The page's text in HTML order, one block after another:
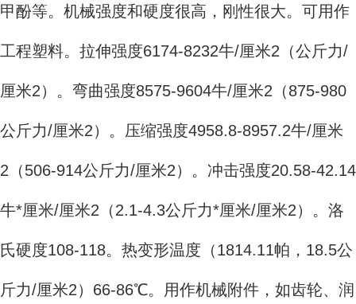
甲酚等。机械强度和硬度很高，刚性很大。可用作
工程塑料。拉伸强度6174-8232牛/厘米2（公斤力/
厘米2）。弯曲强度8575-9604牛/厘米2（875-980
公斤力/厘米2）。压缩强度4958.8-8957.2牛/厘米
2（506-914公斤力/厘米2）。冲击强度20.58-42.14
牛*厘米/厘米2（2.1-4.3公斤力*厘米/厘米2）。洛
氏硬度108-118。热变形温度（1814.11帕，18.5公
斤力/厘米2）66-86℃。用作机械附件，如齿轮、润